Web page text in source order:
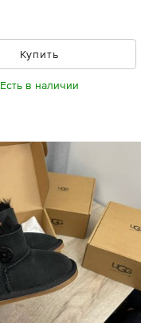
Купить
Есть в наличии